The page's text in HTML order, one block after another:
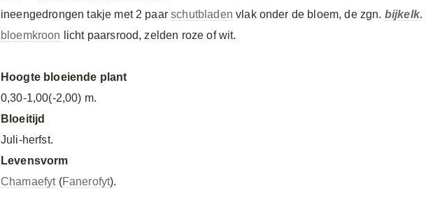
ineengedrongen takje met 2 paarschutbladen vlak onder de bloem, de zgn. bijkelk.
bloemkroon licht paarsrood, zelden roze of wit.
Hoogte bloeiende plant
0,30-1,00(-2,00) m.
Bloeitijd
Juli-herfst.
Levensvorm
Chamaefyt(Fanerofyt).